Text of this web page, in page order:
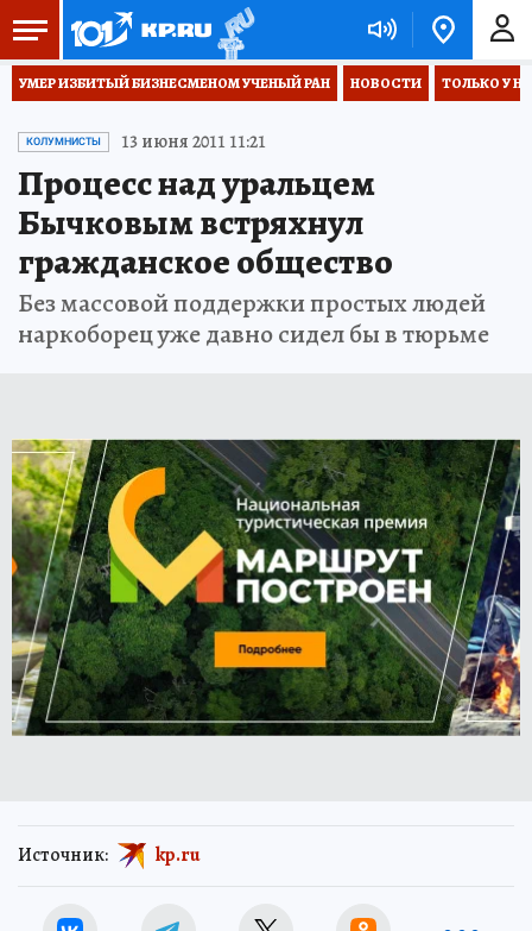
УМЕР ИЗБИТЫЙ БИЗНЕСМЕНОМ УЧЕНЫЙ РАН НОВОСТИ ТОЛЬКО У
КОЛУМНИСТЫ 13 июня 2011 11:21
Процесс над уральцем
Бычковым встряхнул
гражданское общество
Без массовой поддержки простых людей
наркоборец уже давно сидел бы в тюрьме
Источник: kp.ru